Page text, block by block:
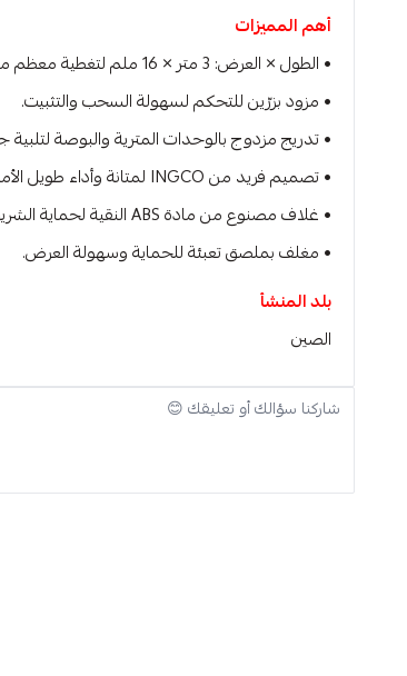
أهم المميزات
• الطول × العرض: 3 متر × 16 ملم لتغطية معظم مهام القياس القياسية.
• مزود بزرّين للتحكم لسهولة السحب والتثبيت.
• تدريج مزدوج بالوحدات المترية والبوصة
• تصميم فريد من INGCO لمتانة وأداء طويل الأمد.
• غلاف مصنوع من مادة ABS النقية لحماية الشريط من الصدمات والتلف.
• مغلف بملصق تعبئة للحماية وسهولة العرض.
بلد المنشأ
الصين